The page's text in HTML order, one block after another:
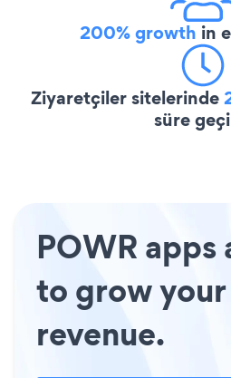
200% growth in
Ziyaretçiler sitelerinde
süre
POWR apps
to grow
revenue.